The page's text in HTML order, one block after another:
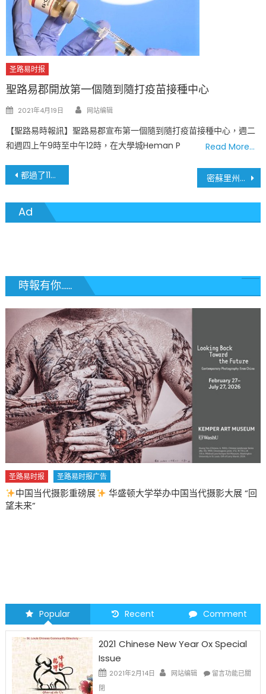
圣路易时报
聖路易郡開放第一個隨到隨打疫苗接種中心
Posted
2021年4月19日 Author
网站编辑
【聖路易時報訊】聖路易郡宣布第一個隨到隨打疫苗接種中心，週二
和週四上午9時至中午12時，在大學城Heman P
Read More…
文
章
導
都過了11月中旬了 第二輪1,200元紓困支票在哪裡 密蘇里州總確診人數近25萬人 • 聖路易郡總確診人數超過4萬人 • 聖路易市總確診人數超過1萬人
Ad
時報有你......
圣路易时报 圣路易时报广告
中国当代摄影重磅展
华盛顿大学举办中国当代摄影大展 “回
望未来”
Popular Recent Comment
2021 Chinese New Year Ox Special
Issue
2021年2月14日 网站编辑
在
留言功能已關
閉